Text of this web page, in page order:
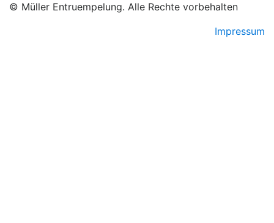
© Müller Entruempelung. Alle Rechte vorbehalten
Impressum